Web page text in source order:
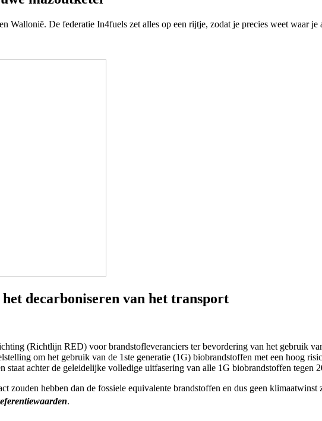
Wallonië. De federatie In4fuels zet alles op een rijtje, zodat je precies weet waar
decarboniseren van het transport
(Richtlijn RED) voor brandstofleveranciers ter bevordering van het gebruik
om het gebruik van de 1ste generatie (1G) biobrandstoffen met een hoog
staat achter de geleidelijke volledige uitfasering van alle 1G biobrandstoffen tegen
zouden hebben dan de fossiele equivalente brandstoffen en dus geen klimaatwinst
.